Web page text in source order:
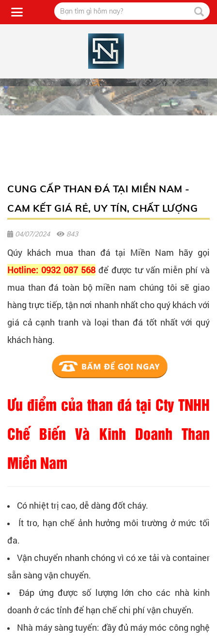
CUNG CẤP THAN ĐÁ TẠI MIỀN NAM -
CAM KẾT GIÁ RẺ, UY TÍN, CHẤT LƯỢNG
04/07/2024 843
Qúy khách mua than đá tại Miền Nam hãy gọi
Hotline: 0932 087 568 để được tư vấn miễn phí và
mua than đá toàn bộ miền nam chúng tôi sẽ giao
hàng trực tiếp, tận nơi nhanh nhất cho quý khách với
giá cả cạnh tranh và loại than đá tốt nhất với quý
khách hàng.
Ưu điểm của than đá tại Cty TNHH
Chế Biến Và Kinh Doanh Than
Miền Nam
Có nhiệt trị cao, dễ dàng đốt cháy.
Ít tro, hạn chế ảnh hưởng môi trường ở mức tối
đa.
Vận chuyển nhanh chóng vì có xe tải và container
sẵn sàng vận chuyển.
Đáp ứng được số lượng lớn cho các nhà kinh
doanh ở các tỉnh để hạn chế chi phí vận chuyển.
Nhà máy sàng tuyển: đầy đủ máy móc công nghệ